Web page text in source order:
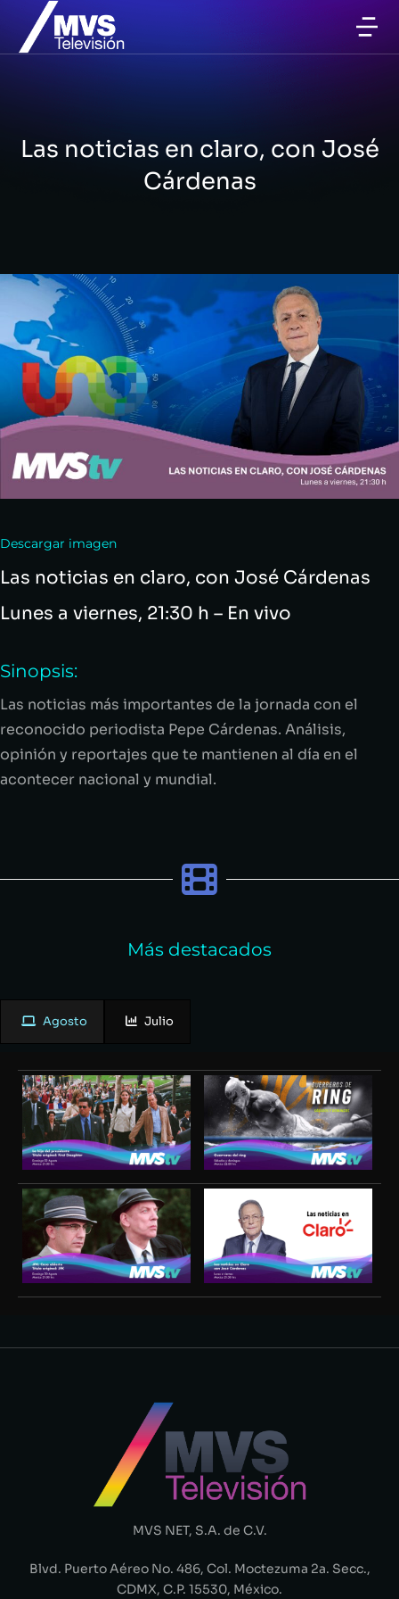
Las noticias en claro, con José
Cárdenas
Descargar imagen
Las noticias en claro, con José Cárdenas
Lunes a viernes, 21:30 h – En vivo
Sinopsis:
Las noticias más importantes de la jornada con el
reconocido periodista Pepe Cárdenas. Análisis,
opinión y reportajes que te mantienen al día en el
acontecer nacional y mundial.
Más destacados
Agosto Julio
MVS NET, S.A. de C.V.
Blvd. Puerto Aéreo No. 486, Col. Moctezuma 2a. Secc.,
CDMX, C.P. 15530, México.